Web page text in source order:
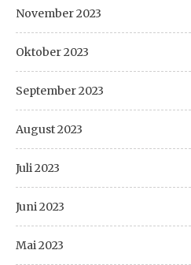
November 2023
Oktober 2023
September 2023
August 2023
Juli 2023
Juni 2023
Mai 2023